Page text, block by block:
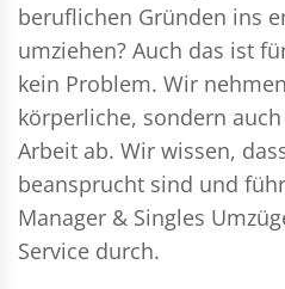
beruflichen Gründen ins
umziehen? Auch das ist
kein Problem. Wir
körperliche, sondern
Arbeit ab. Wir wissen,
beansprucht sind und
Manager & Singles
Service durch.